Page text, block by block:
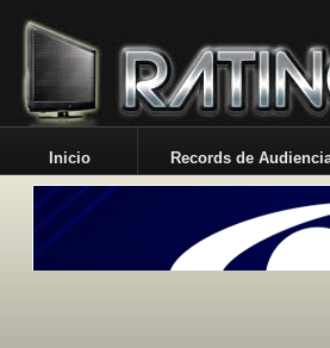
Inicio Records de